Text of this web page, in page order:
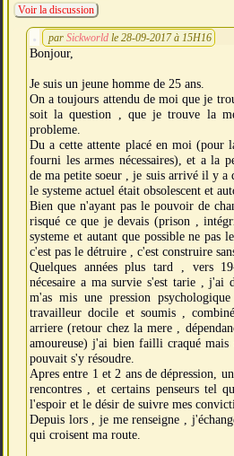
Voir la discussion
par Sickworld le 28-09-2017 à 15H16
Bonjour,
Je suis un jeune homme de 25 ans.
On a toujours attendu de moi que je
soit la question , que je trouve la
probleme.
Du a cette attente placé en moi (pour
fourni les armes nécessaires), et a la
de ma petite soeur , je suis arrivé il y a
le systeme actuel était obsolescent et
Bien que n'ayant pas le pouvoir de
risqué ce que je devais (prison ,
systeme et autant que possible ne pas
c'est pas le détruire , c'est construire
Quelques années plus tard , vers
nécesaire a ma survie s'est tarie , j'ai
m'as mis une pression
travailleur docile et soumis ,
arriere (retour chez la mere ,
amoureuse) j'ai bien failli craqué mais
pouvait s'y résoudre.
Apres entre 1 et 2 ans de dépression,
rencontres , et certains penseurs tel
l'espoir et le désir de suivre mes
Depuis lors , je me renseigne ,
qui croisent ma route.